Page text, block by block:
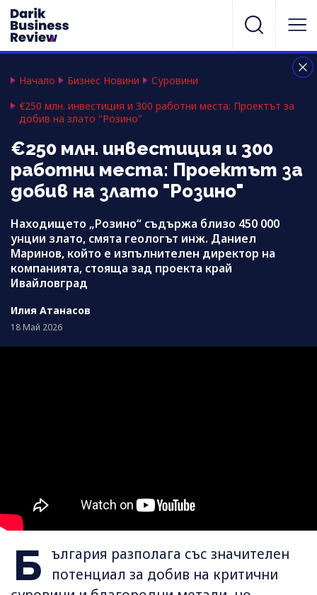
Начало Бизнес Новини
Суровини
€250 млн. инвестиция и 300 работни места: Проектът за
добив на злато "Розино"
€250 млн. инвестиция и 300
работни места: Проектът за
добив на злато "Розино"
Находището „Розино“ съдържа близо 450 000
унции злато, смята геологът инж. Даниел
Маринов, който е изпълнителен директор на
компанията, стояща зад проекта край
Ивайловград
Илия Атанасов
18 Май 2026
Б ългария разполага със значителен
потенциал за добив на критични